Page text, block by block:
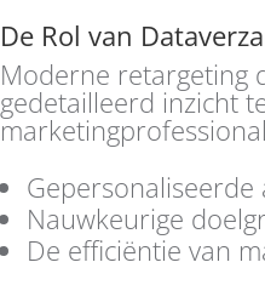
De Rol van
Moderne retargeting
gedetailleerd inzicht
Nauwkeurige
De efficiëntie van